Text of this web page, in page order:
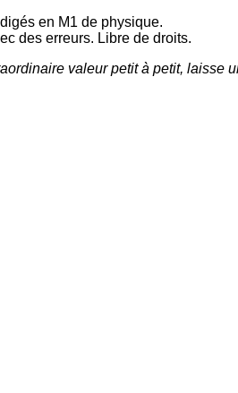
en M1 de physique.
des erreurs. Libre de droits.
valeur petit à petit,